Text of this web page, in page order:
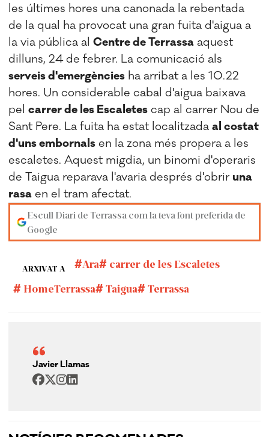
les últimes hores una canonada la rebentada
de la qual ha provocat una gran fuita d'aigua a
la via pública alCentre de Terrassa aquest
dilluns, 24 de febrer. La comunicació als
serveis d'emergències ha arribat a les 10.22
hores. Un considerable cabal d'aigua baixava
pelcarrer de les Escaletes cap al carrer Nou de
Sant Pere. La fuita ha estat localitzadaal costat
d'uns embornals en la zona més propera a les
escaletes. Aquest migdia, un binomi d'operaris
de Taigua reparava l'avaria després d'obrir una
rasa en el tram afectat.
Escull Diari de Terrassa com la teva font preferida de
Google
ARXIVAT A Ara
carrer de les Escaletes
HomeTerrassa
Taigua Terrassa
Javier Llamas